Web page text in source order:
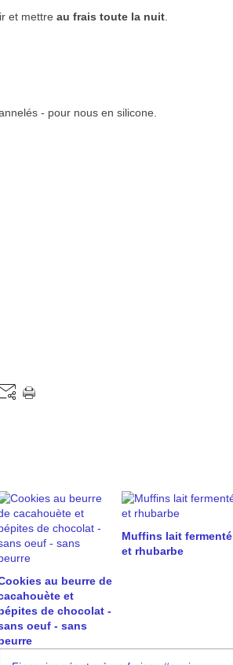
et mettre au frais toute la nuit
- pour nous en silicone.
au beurre de
et
de chocolat -
oeuf - sans
Muffins lait fermenté
et rhubarbe